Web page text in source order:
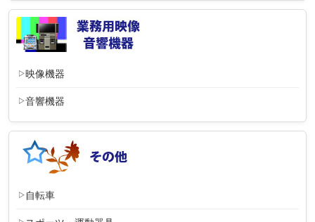
映像機器
音響機器
自転車